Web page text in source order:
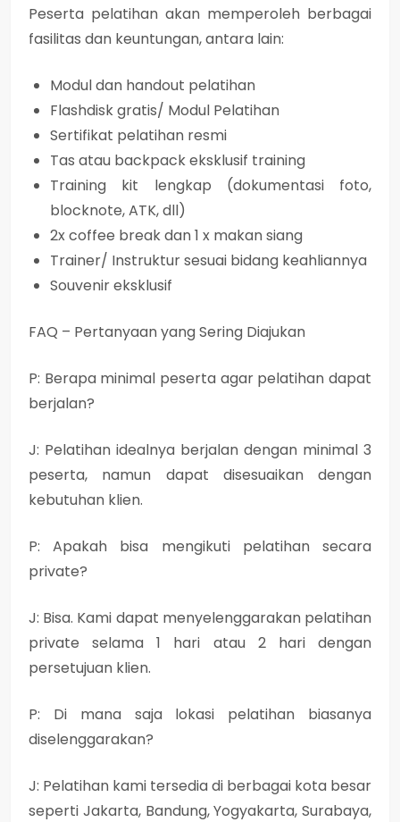
Peserta pelatihan akan memperoleh berbagai
fasilitas dan keuntungan, antara lain:
Modul dan handout pelatihan
Flashdisk gratis/ Modul Pelatihan
Sertifikat pelatihan resmi
Tas atau backpack eksklusif training
Training kit lengkap (dokumentasi foto,
blocknote, ATK, dll)
2x coffee break dan 1 x makan siang
Trainer/ Instruktur sesuai bidang keahliannya
Souvenir eksklusif
FAQ – Pertanyaan yang Sering Diajukan
P: Berapa minimal peserta agar pelatihan dapat
berjalan?
J: Pelatihan idealnya berjalan dengan minimal 3
peserta, namun dapat disesuaikan dengan
kebutuhan klien.
P: Apakah bisa mengikuti pelatihan secara
private?
J: Bisa. Kami dapat menyelenggarakan pelatihan
private selama 1 hari atau 2 hari dengan
persetujuan klien.
P: Di mana saja lokasi pelatihan biasanya
diselenggarakan?
J: Pelatihan kami tersedia di berbagai kota besar
seperti Jakarta, Bandung, Yogyakarta, Surabaya,